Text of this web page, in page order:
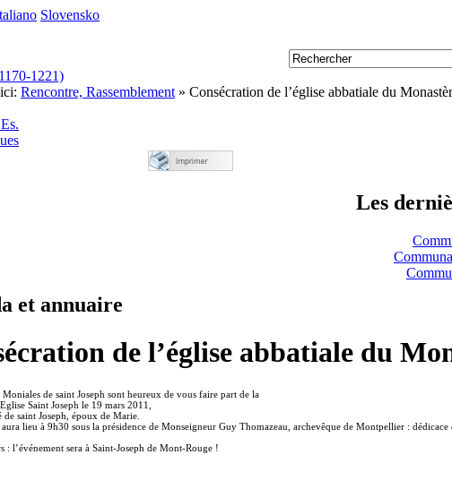
Slovensko
1221)
Rencontre, Rassemblement » Consécration de l’église abbatiale du
Les
et annuaire
de l’église abbatiale du
de saint Joseph sont heureux de vous faire part de la
Saint Joseph le 19 mars 2011,
de saint Joseph, époux de Marie.
lieu à 9h30 sous la présidence de Monseigneur Guy Thomazeau, archevêque de Montpellier : dédicace
: l’événement sera à Saint-Joseph de Mont-Rouge !